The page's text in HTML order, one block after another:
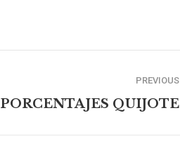
PREVIOUS
PORCENTAJES QUIJOTE